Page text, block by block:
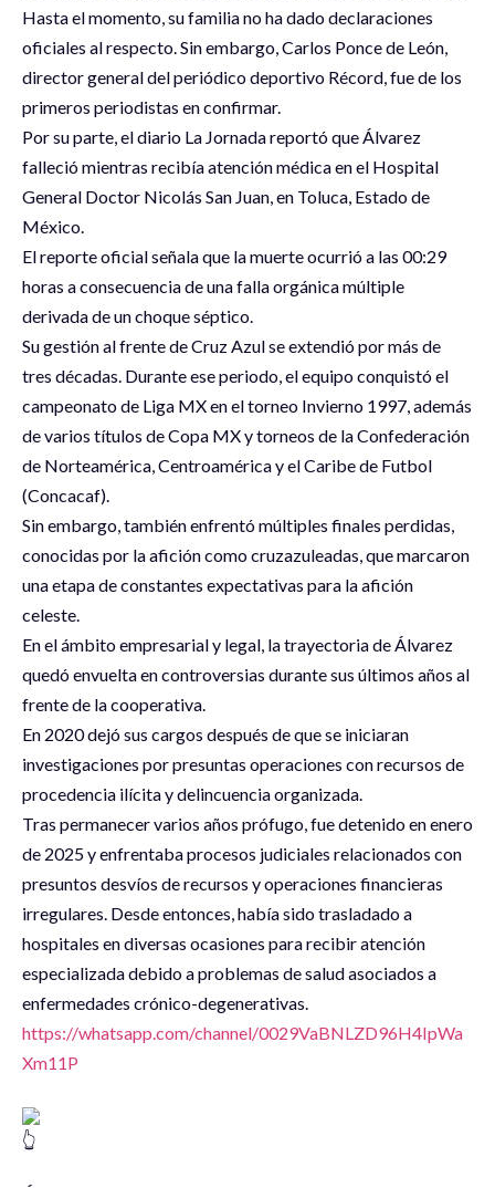
Hasta el momento, su familia no ha dado declaraciones
oficiales al respecto. Sin embargo, Carlos Ponce de León,
director general del periódico deportivo Récord, fue de los
primeros periodistas en confirmar.
Por su parte, el diario La Jornada reportó que Álvarez
falleció mientras recibía atención médica en el Hospital
General Doctor Nicolás San Juan, en Toluca, Estado de
México.
El reporte oficial señala que la muerte ocurrió a las 00:29
horas a consecuencia de una falla orgánica múltiple
derivada de un choque séptico.
Su gestión al frente de Cruz Azul se extendió por más de
tres décadas. Durante ese periodo, el equipo conquistó el
campeonato de Liga MX en el torneo Invierno 1997, además
de varios títulos de Copa MX y torneos de la Confederación
de Norteamérica, Centroamérica y el Caribe de Futbol
(Concacaf).
Sin embargo, también enfrentó múltiples finales perdidas,
conocidas por la afición como cruzazuleadas, que marcaron
una etapa de constantes expectativas para la afición
celeste.
En el ámbito empresarial y legal, la trayectoria de Álvarez
quedó envuelta en controversias durante sus últimos años al
frente de la cooperativa.
En 2020 dejó sus cargos después de que se iniciaran
investigaciones por presuntas operaciones con recursos de
procedencia ilícita y delincuencia organizada.
Tras permanecer varios años prófugo, fue detenido en enero
de 2025 y enfrentaba procesos judiciales relacionados con
presuntos desvíos de recursos y operaciones financieras
irregulares. Desde entonces, había sido trasladado a
hospitales en diversas ocasiones para recibir atención
especializada debido a problemas de salud asociados a
enfermedades crónico-degenerativas.
https://whatsapp.com/channel/0029VaBNLZD96H4IpWa
Xm11P